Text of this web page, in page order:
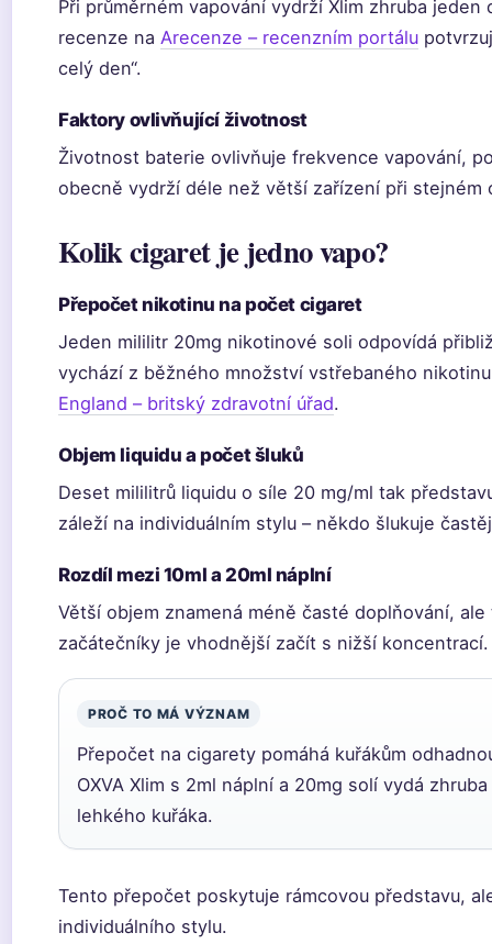
Při průměrném vapování vydrží Xlim zhruba
recenze na Arecenze – recenzním portálu
celý den“.
Faktory ovlivňující životnost
Životnost baterie ovlivňuje frekvence vapování,
obecně vydrží déle než větší zařízení při stejném
Kolik cigaret je jedno vapo?
Přepočet nikotinu na počet cigaret
Jeden mililitr 20mg nikotinové soli odpovídá
vychází z běžného množství vstřebaného
England – britský zdravotní úřad.
Objem liquidu a počet šluků
Deset mililitrů liquidu o síle 20 mg/ml tak
záleží na individuálním stylu – někdo šlukuje
Rozdíl mezi 10ml a 20ml náplní
Větší objem znamená méně časté doplňování,
začátečníky je vhodnější začít s nižší koncentrací.
PROČ TO MÁ VÝZNAM
Přepočet na cigarety pomáhá kuřákům
OXVA Xlim s 2ml náplní a 20mg solí vydá
lehkého kuřáka.
Tento přepočet poskytuje rámcovou představu,
individuálního stylu.